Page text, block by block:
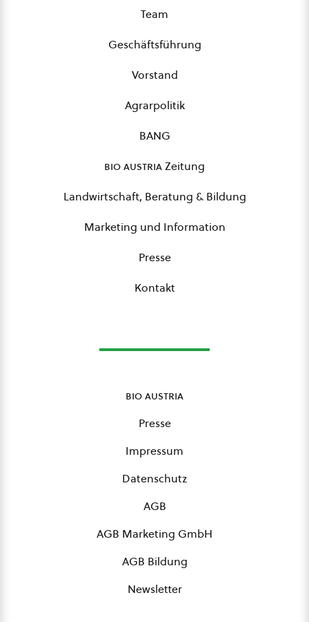
Team
Geschäftsführung
Vorstand
Agrarpolitik
BANG
bio austriaZeitung
Landwirtschaft, Beratung & Bildung
Marketing und Information
Presse
Kontakt
bio austria
Presse
Impressum
Datenschutz
AGB
AGB Marketing GmbH
AGB Bildung
Newsletter